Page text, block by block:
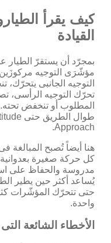
كيف يقرأ
القيادة
بمجرّد أن يستقرّ الطيار
مؤشّرَى التوجيه
تحرّك التوجيه الرأسى،
المطلوب أو تنخفض
Approach.
هنا أيضاً تُصبح
كل حركة صغيرة
مدروسة والحفاظ على
يُساعد أكثر حين يطير
حتى تتحرّك المؤشّرات
واحدة.
الأخطاء الشائعة